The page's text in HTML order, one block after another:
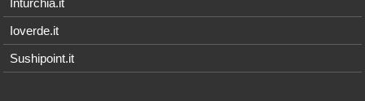
Ioverde.it
Sushipoint.it